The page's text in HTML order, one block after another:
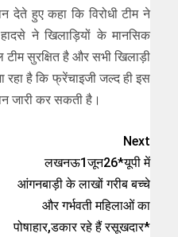
देते हुए कहा कि विरोधी टीम ने
ने खिलाड़ियों के मानसिक
सुरक्षित है और सभी खिलाड़ी
रहा है कि फ्रेंचाइजी जल्द ही इस
जारी कर सकती है।
Next
लखनऊ1जून26*यूपी में
आंगनबाड़ी के लाखों गरीब बच्चे
और गर्भवती महिलाओं का
पोषाहार,डकार रहे हैं रसूखदार*